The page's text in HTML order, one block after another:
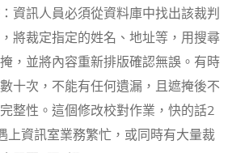
：資訊人員必須從資料庫中找出該裁判
將裁定指定的姓名、地址等，用搜尋
，並將內容重新排版確認無誤。有時
十次，不能有任何遺漏，且遮掩後不
整性。這個修改校對作業，快的話2
上資訊室業務繁忙，或同時有大量裁